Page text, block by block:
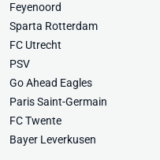
Feyenoord
Sparta Rotterdam
FC Utrecht
PSV
Go Ahead Eagles
Paris Saint-Germain
FC Twente
Bayer Leverkusen